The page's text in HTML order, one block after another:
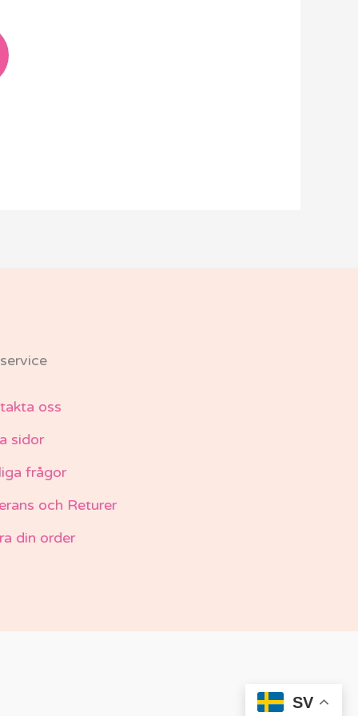
oss
sidor
frågor
och Returer
din order
SV